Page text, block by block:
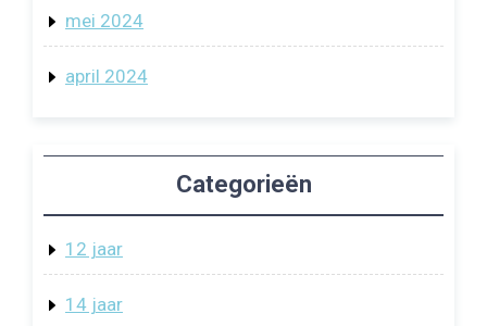
mei 2024
april 2024
Categorieën
12 jaar
14 jaar